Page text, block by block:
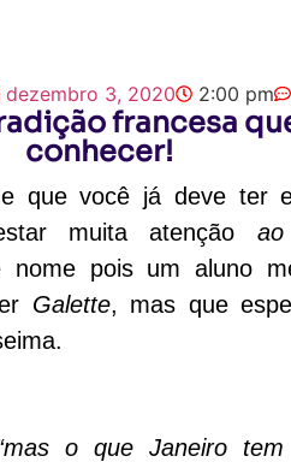
dezembro 3, 2020 2:00 pm
francesa
conhecer!
que você já deve ter
muita atenção
nome pois um aluno
Galette, mas que
o que Janeiro